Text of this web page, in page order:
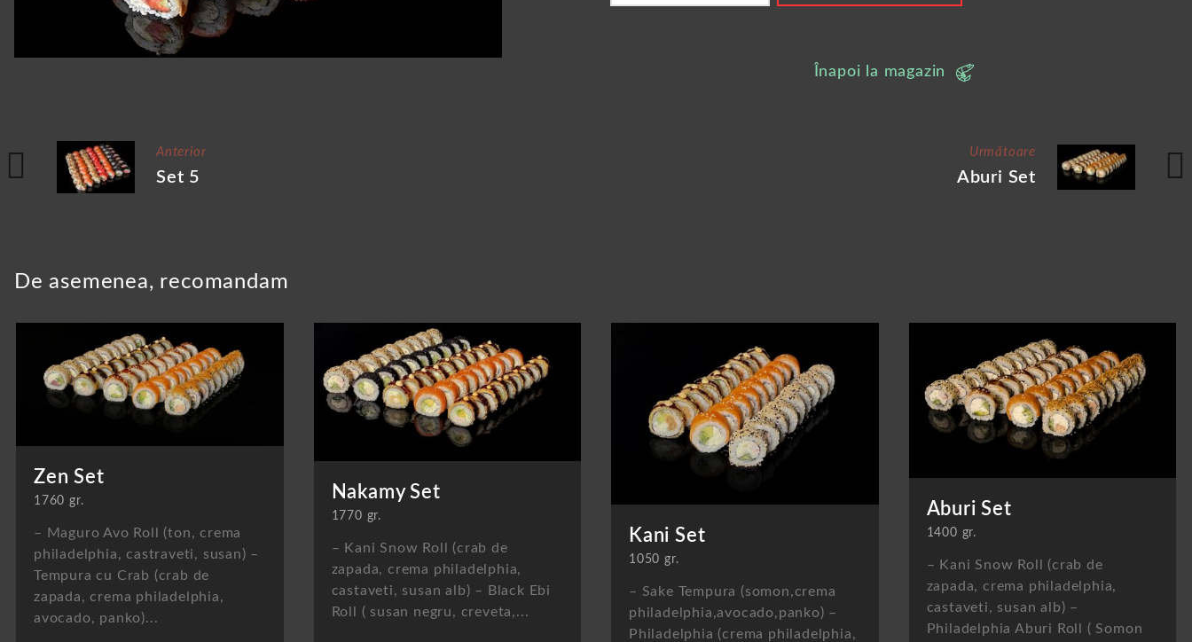
Înapoi la magazin
Anterior
Set 5
Următoare
Aburi Set
De asemenea, recomandam
Zen Set
1760 gr.
– Maguro Avo Roll (ton, crema
philadelphia, castraveti, susan) –
Tempura cu Crab (crab de
zapada, crema philadelphia,
avocado, panko)...
Nakamy Set
1770 gr.
– Kani Snow Roll (crab de
zapada, crema philadelphia,
castaveti, susan alb) – Black Ebi
Roll ( susan negru, creveta,...
Kani Set
1050 gr.
– Sake Tempura (somon,crema
philadelphia,avocado,panko) –
Philadelphia (crema philadelphia,
Aburi Set
1400 gr.
– Kani Snow Roll (crab de
zapada, crema philadelphia,
castaveti, susan alb) –
Philadelphia Aburi Roll ( Somon